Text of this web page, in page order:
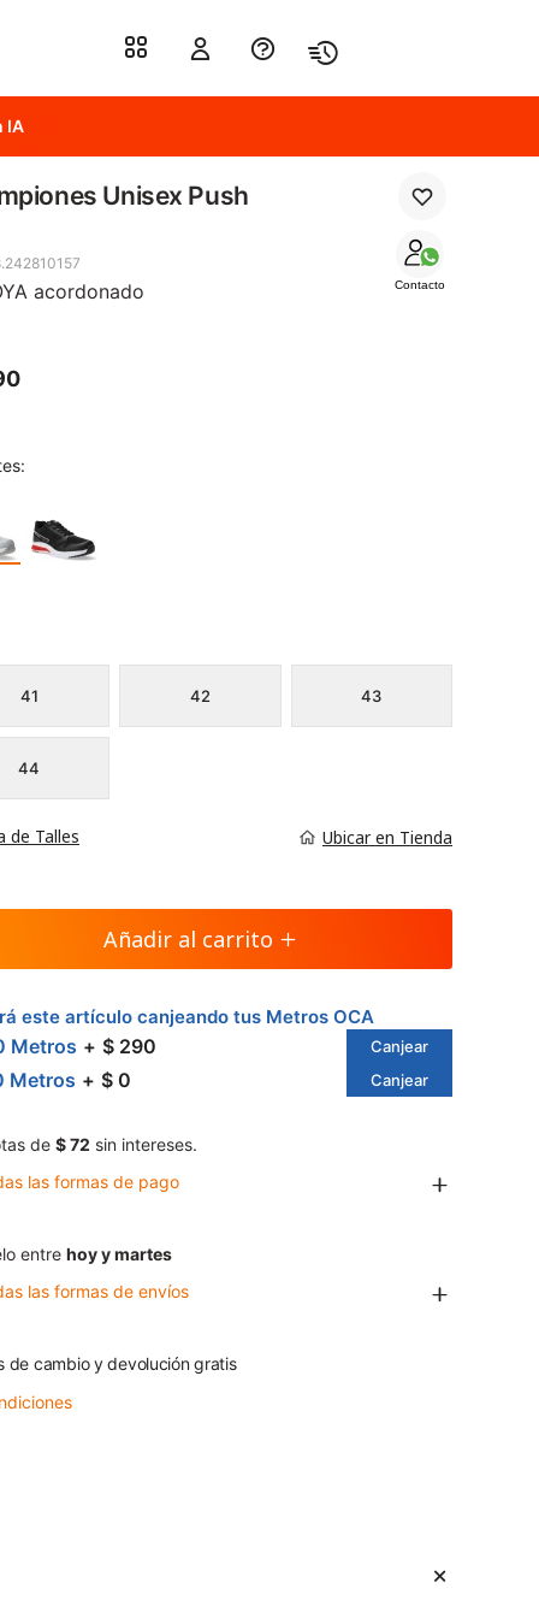
IA
Unisex Push
Contacto
acordonado
41 42 43
44
de Talles Ubicar en Tienda
Añadir al carrito
este artículo canjeando tus Metros OCA
Metros $ 290 Canjear
Metros $ 0 Canjear
de $ 72 sin intereses.
las formas de pago
entre hoy y martes
las formas de envíos
de cambio y devolución gratis